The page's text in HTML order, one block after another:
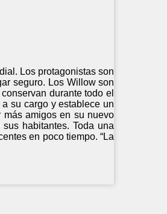
Los protagonistas son
seguro. Los Willow son
durante todo el
su cargo y establece un
amigos en su nuevo
habitantes. Toda una
en poco tiempo. “La